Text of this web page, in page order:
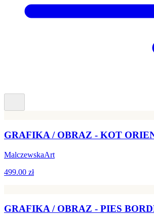
GRAFIKA / OBRAZ - KOT
MalczewskaArt
499.00 zł
GRAFIKA / OBRAZ - PIES